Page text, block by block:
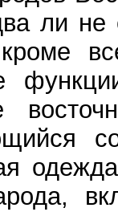
ли не